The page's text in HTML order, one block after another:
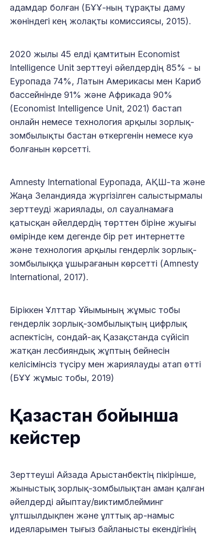
адамдар болған (БҰҰ-ның тұрақты даму
жөніндегі кең жолақты комиссиясы, 2015).
2020 жылы 45 елді қамтитын Economist
Intelligence Unit зерттеуі әйелдердің 85% - ы
Еуропада 74%, Латын Америкасы мен Кариб
бассейнінде 91% және Африкада 90%
(Economist Intelligence Unit, 2021) бастап
онлайн немесе технология арқылы зорлық-
зомбылықты бастан өткергенін немесе куә
болғанын көрсетті.
Amnesty International Еуропада, АҚШ-та және
Жаңа Зеландияда жүргізілген салыстырмалы
зерттеуді жариялады, ол сауалнамаға
қатысқан әйелдердің төрттен біріне жуығы
өмірінде кем дегенде бір рет интернетте
және технология арқылы гендерлік зорлық-
зомбылыққа ұшырағанын көрсетті (Amnesty
International, 2017).
Біріккен Ұлттар Ұйымының жұмыс тобы
гендерлік зорлық-зомбылықтың цифрлық
аспектісін, сондай-ақ Қазақстанда сүйісіп
жатқан лесбияндық жұптың бейнесін
келісімінсіз түсіру мен жариялауды атап өтті
(БҰҰ жұмыс тобы, 2019)
Қазақстан бойынша
кейстер
Зерттеуші Айзада Арыстанбектің пікірінше,
жыныстық зорлық-зомбылықтан аман қалған
әйелдерді айыптау/виктимблейминг
ұлтшылдықпен және ұлттық ар-намыс
идеяларымен тығыз байланысты екендігінің